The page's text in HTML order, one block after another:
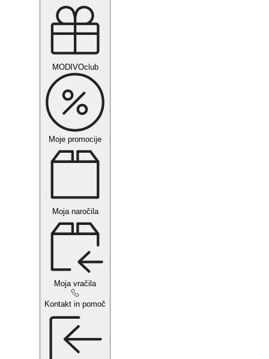
MODIVOclub
Moje promocije
Moja naročila
Moja vračila
Kontakt in pomoč